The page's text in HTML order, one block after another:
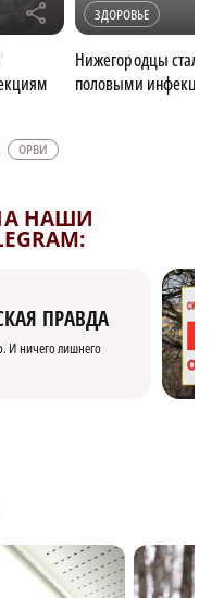
r ЗДОРОВЬЕ
Нижегородцы
половыми
ОРВИ
НАШИ
ПРАВДА
И ничего лишнего